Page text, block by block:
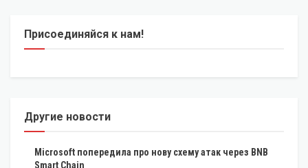
Присоединяйся к нам!
Другие новости
Microsoft попередила про нову схему атак через BNB
Smart Chain